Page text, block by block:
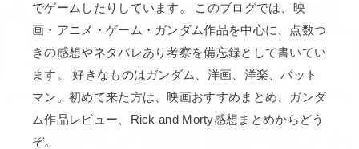
でゲームしたりしています。 このブログでは、映
画・アニメ・ゲーム・ガンダム作品を中心に、点数つ
きの感想やネタバレあり考察を備忘録として書いてい
ます。 好きなものはガンダム、洋画、洋楽、バット
マン。初めて来た方は、映画おすすめまとめ、ガンダ
ム作品レビュー、Rick and Morty感想まとめからどう
ぞ。